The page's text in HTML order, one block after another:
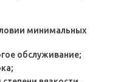
минимальных
обслуживание;